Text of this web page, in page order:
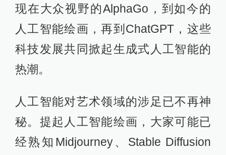
现在大众视野的AlphaGo，到如今的
人工智能绘画，再到ChatGPT，这些
科技发展共同掀起生成式人工智能的
热潮。
人工智能对艺术领域的涉足已不再神
秘。提起人工智能绘画，大家可能已
经熟知Midjourney、Stable Diffusion